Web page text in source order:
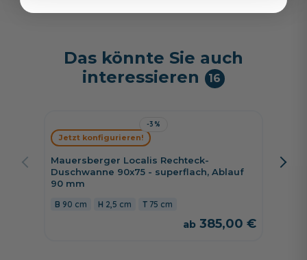
Das könnte Sie auch
interessieren
16
-3%
Mauersberger Localis Rechteck-
Duschwanne 90x75 - superflach, Ablauf
90 mm
90 cm 2,5 cm 75 cm
385,00 €
Jetzt konfigurieren!
90 cm